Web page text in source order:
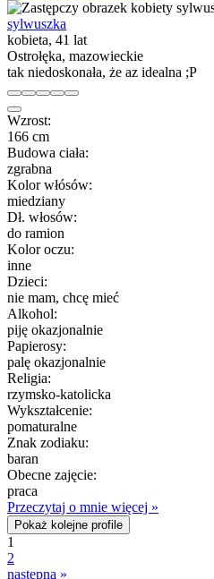
sylwuszka
kobieta, 41 lat
Ostrołęka, mazowieckie
tak niedoskonała, że az idealna ;P
Wzrost:
166 cm
Budowa ciała:
zgrabna
Kolor włósów:
miedziany
Dł. włosów:
do ramion
Kolor oczu:
inne
Dzieci:
nie mam, chcę mieć
Alkohol:
piję okazjonalnie
Papierosy:
palę okazjonalnie
Religia:
rzymsko-katolicka
Wykształcenie:
pomaturalne
Znak zodiaku:
baran
Obecne zajęcie:
praca
Przeczytaj o mnie więcej »
Pokaż kolejne profile
1
2
następna »